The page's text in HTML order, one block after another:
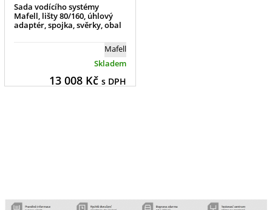
Sada vodícího systémy
Mafell, lišty 80/160, úhlový
adaptér, spojka, svěrky, obal
Mafell
Skladem
13 008Kč s DPH